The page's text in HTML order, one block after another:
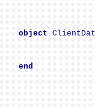
object
end